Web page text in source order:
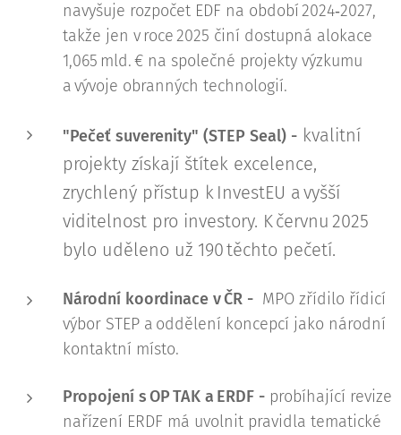
navyšuje rozpočet EDF na období 2024‑2027,
takže jen v roce 2025 činí dostupná alokace
1,065 mld. € na společné projekty výzkumu
a vývoje obranných technologií.
"Pečeť suverenity" (STEP Seal) - kvalitní
projekty získají štítek excelence,
zrychlený přístup k InvestEU a vyšší
viditelnost pro investory. K červnu 2025
bylo uděleno už 190 těchto pečetí.
Národní koordinace v ČR - MPO zřídilo řídicí
výbor STEP a oddělení koncepcí jako národní
kontaktní místo.
Propojení s OP TAK a ERDF - probíhající revize
nařízení ERDF má uvolnit pravidla tematické